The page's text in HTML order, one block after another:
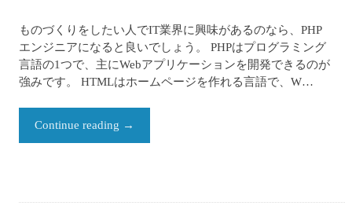
ものづくりをしたい人でIT業界に興味があるのなら、PHP
エンジニアになると良いでしょう。 PHPはプログラミング
言語の1つで、主にWebアプリケーションを開発できるのが
強みです。 HTMLはホームページを作れる言語で、W…
Continue reading →